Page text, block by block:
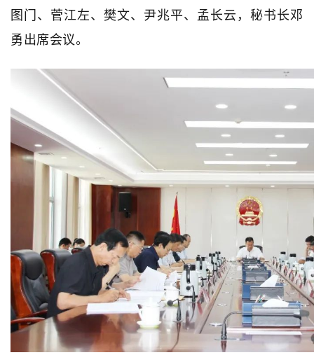
图门、菅江左、樊文、尹兆平、孟长云，秘书长邓
勇出席会议。